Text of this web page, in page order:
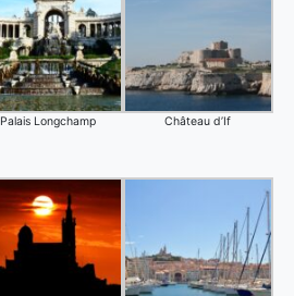
Palais Longchamp Château d’If